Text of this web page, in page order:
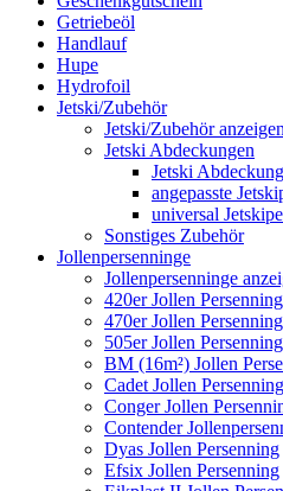
Getriebeöl
Handlauf
Hupe
Hydrofoil
Jetski/Zubehör
Jetski/Zubehör anzeigen
Jetski Abdeckungen
Jetski
angepasste
universal
Sonstiges Zubehör
Jollenpersenninge
Jollenpersenninge
420er Jollen Persenning
470er Jollen Persenning
505er Jollen Persenning
BM (16m²) Jollen
Cadet Jollen Persenning
Conger Jollen
Contender
Dyas Jollen Persenning
Efsix Jollen Persenning